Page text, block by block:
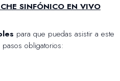
SINFÓNICO EN VIVO
para que puedas asistir a este
obligatorios: